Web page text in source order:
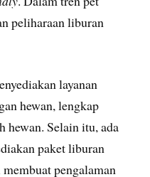
peliharaan liburan
layanan
hewan, lengkap
hewan. Selain itu, ada
paket liburan
pengalaman